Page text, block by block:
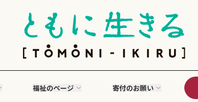
福祉のページ 寄付のお願い